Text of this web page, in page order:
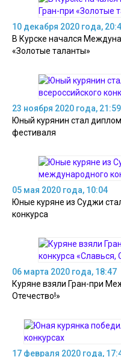
10 декабря 2020 года,
В Курске начался
«Золотые таланты»
23 ноября 2020 года, 21:59
Юный курянин стал
фестиваля
05 мая 2020 года, 10:04
Юные куряне из Суджи
конкурса
06 марта 2020 года, 18:47
Куряне взяли Гран-при
Отечество!»
17 февраля 2020 года,